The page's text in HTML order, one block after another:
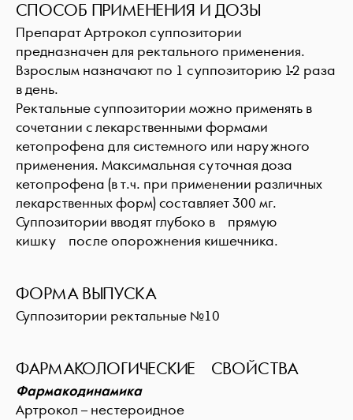
СПОСОБ ПРИМЕНЕНИЯ И ДОЗЫ
Препарат Артрокол суппозитории
предназначен для ректального применения.
Взрослым назначают по 1 суппозиторию 1-2 раза
в день.
Ректальные суппозитории можно применять в
сочетании с лекарственными формами
кетопрофена для системного или наружного
применения. Максимальная суточная доза
кетопрофена (в т.ч. при применении различных
лекарственных форм) составляет 300 мг.
Суппозитории вводят глубоко в прямую
кишку после опорожнения кишечника.
ФОРМА ВЫПУСКА
Суппозитории ректальные №10
ФАРМАКОЛОГИЧЕСКИЕ СВОЙСТВА
Фармакодинамика
Артрокол – нестероидное